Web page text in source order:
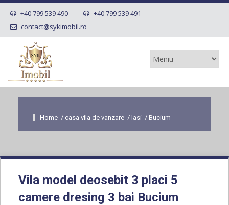
+40 799 539 490
+40 799 539 491
contact@sykimobil.ro
Home / casa vila de vanzare / Iasi / Bucium
Vila model deosebit 3 placi 5
camere dresing 3 bai Bucium